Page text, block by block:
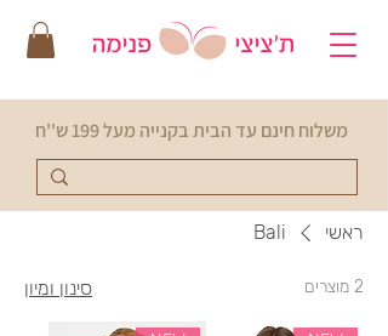
משלוח חינם עד הבית בקנייה מעל 199 ש''ח
ראשי Bali
2 מוצרים סינון ומיון